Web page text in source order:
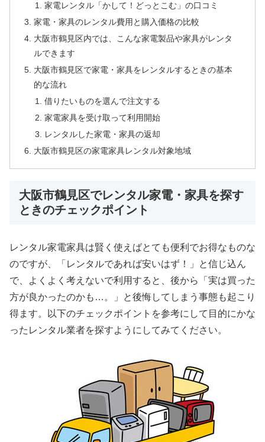
家電レンタル「かして！どっとこむ」の口コミ
家電・家具のレンタル費用と購入価格の比較
大阪市鶴見区内では、こんな家電製品や家具がレンタ
ルできます
大阪市鶴見区で家電・家具をレンタルするときの基本
的な流れ
借りたいものを選んで注文する
家電家具を受け取って利用開始
レンタルした家電・家具の返却
大阪市鶴見区の家電家具レンタル対象地域
大阪市鶴見区でレンタル家電・家具を探す
ときのチェックポイント
レンタル家電家具は賢く使えばとても便利でお得なものな
のですが、「レンタルであれば安いはず！」と信じ込ん
で、よくよく考えないで利用すると、後から「実は買った
方が良かったのかも…。」と後悔してしまう事態も起こり
得ます。以下のチェックポイントを参考にして目的にかな
ったレンタル業者を探すようにしてみてください。